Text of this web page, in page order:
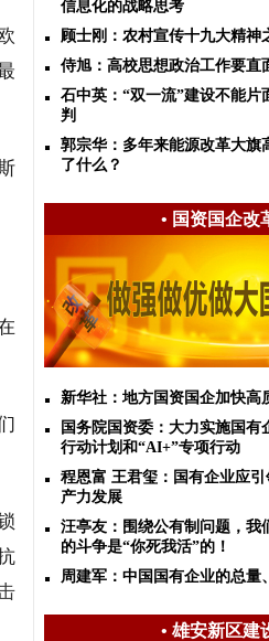
信息化的战略思考
顾士刚：农村宣传十九大精神
侍旭：高校思想政治工作要直
石中英：“双一流”建设不能片
判
郭宗华：多年来能源改革大旗
了什么？
• 国资国企改
新华社：地方国资国企加快高
国务院国资委：大力实施国有
行动计划和“AI+”专项行动
程恩富 王君玺：国有企业应
产力发展
汪亭友：围绕公有制问题，我
的斗争是“你死我活”的！
周建军：中国国有企业的总量
• 雄安新区建